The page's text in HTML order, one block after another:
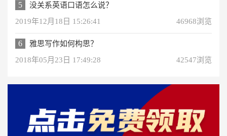
5
没关系英语口语怎么说？
2019年12月18日 15:26:41
46968浏览
6
雅思写作如何构思？
2018年05月23日 17:49:28
42547浏览